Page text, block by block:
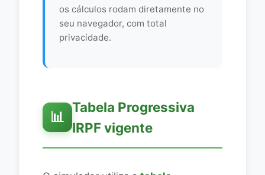
os cálculos rodam diretamente no
seu navegador, com total
privacidade.
📊
Tabela Progressiva
IRPF vigente